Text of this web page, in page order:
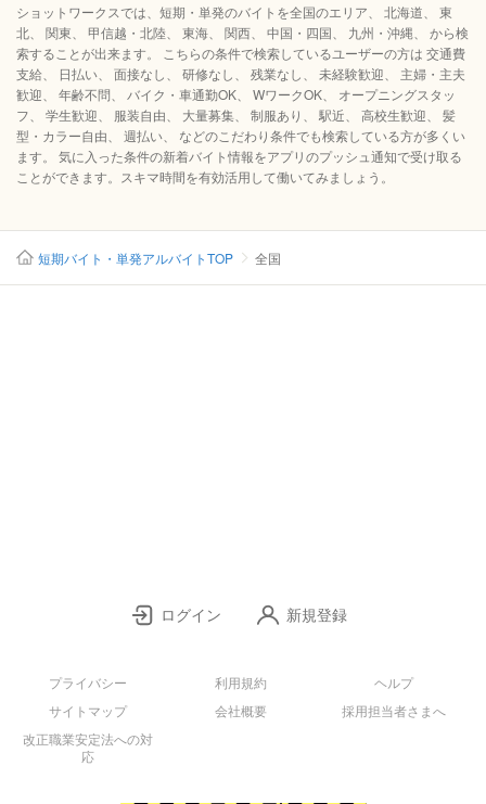
ショットワークスでは、短期・単発のバイトを全国のエリア、 北海道、 東
北、 関東、 甲信越・北陸、 東海、 関西、 中国・四国、 九州・沖縄、 から検
索することが出来ます。 こちらの条件で検索しているユーザーの方は 交通費
支給、 日払い、 面接なし、 研修なし、 残業なし、 未経験歓迎、 主婦・主夫
歓迎、 年齢不問、 バイク・車通勤OK、 WワークOK、 オープニングスタッ
フ、 学生歓迎、 服装自由、 大量募集、 制服あり、 駅近、 高校生歓迎、 髪
型・カラー自由、 週払い、 などのこだわり条件でも検索している方が多くい
ます。 気に入った条件の新着バイト情報をアプリのプッシュ通知で受け取る
ことができます。スキマ時間を有効活用して働いてみましょう。
短期バイト・単発アルバイトTOP 全国
ログイン 新規登録
プライバシー 利用規約
ヘルプ
サイトマップ
会社概要
採用担当者さまへ
改正職業安定法への対
応